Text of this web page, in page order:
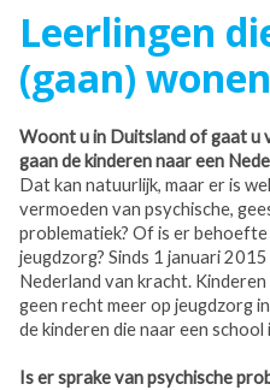
Leerlingen
(gaan) wonen
Woont u in Duitsland of gaat u
gaan de kinderen naar een
Dat kan natuurlijk, maar er is
vermoeden van psychische,
problematiek? Of is er
jeugdzorg? Sinds 1 januari
Nederland van kracht.
geen recht meer op jeugdzorg
de kinderen die naar een school
Is er sprake van psychische